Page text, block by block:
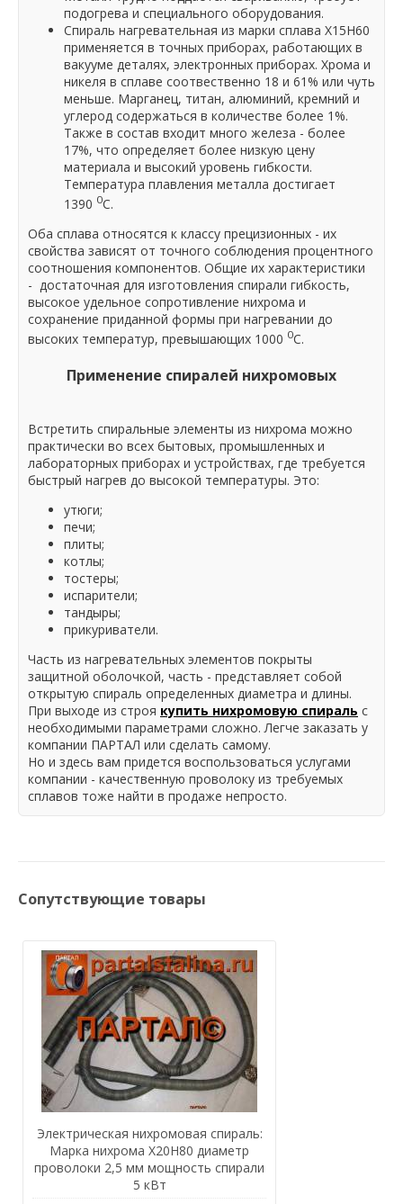
подогрева и специального оборудования.
Спираль нагревательная из марки сплава Х15Н60
применяется в точных приборах, работающих в
вакууме деталях, электронных приборах. Хрома и
никеля в сплаве соотвественно 18 и 61% или чуть
меньше. Марганец, титан, алюминий, кремний и
углерод содержаться в количестве более 1%.
Также в состав входит много железа - более
17%, что определяет более низкую цену
материала и высокий уровень гибкости.
Температура плавления металла достигает
1390 0С.
Оба сплава относятся к классу прецизионных - их
свойства зависят от точного соблюдения процентного
соотношения компонентов. Общие их характеристики
- достаточная для изготовления спирали гибкость,
высокое удельное сопротивление нихрома и
сохранение приданной формы при нагревании до
высоких температур, превышающих 1000 0С.
Применение спиралей нихромовых
Встретить спиральные элементы из нихрома можно
практически во всех бытовых, промышленных и
лабораторных приборах и устройствах, где требуется
быстрый нагрев до высокой температуры. Это:
утюги;
печи;
плиты;
котлы;
тостеры;
испарители;
тандыры;
прикуриватели.
Часть из нагревательных элементов покрыты
защитной оболочкой, часть - представляет собой
открытую спираль определенных диаметра и длины.
При выходе из строя купить нихромовую спираль с
необходимыми параметрами сложно. Легче заказать у
компании ПАРТАЛ или сделать самому.
Но и здесь вам придется воспользоваться услугами
компании - качественную проволоку из требуемых
сплавов тоже найти в продаже непросто.
Сопутствующие товары
Электрическая нихромовая спираль:
Марка нихрома Х20Н80 диаметр
проволоки 2,5 мм мощность спирали
5 кВт